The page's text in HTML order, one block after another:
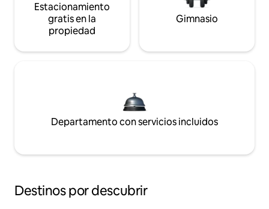
Estacionamiento
gratis en la
propiedad
Gimnasio
Departamento con servicios incluidos
Destinos por descubrir